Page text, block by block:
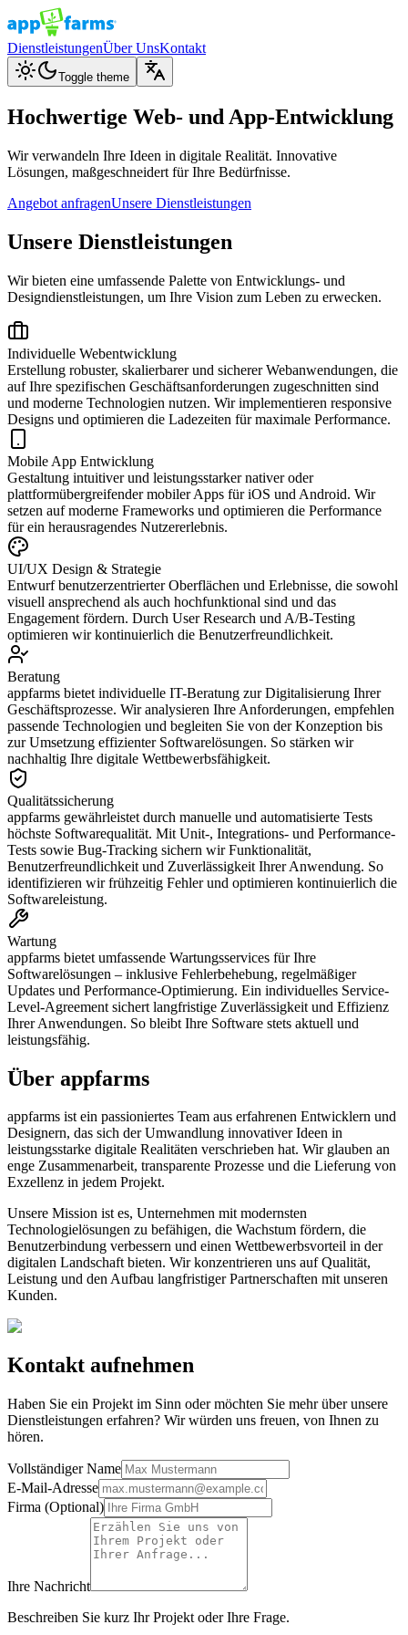
DienstleistungenÜber UnsKontakt
Toggle theme
Hochwertige Web- und App-Entwicklung
Wir verwandeln Ihre Ideen in digitale Realität. Innovative
Lösungen, maßgeschneidert für Ihre Bedürfnisse.
Angebot anfragenUnsere Dienstleistungen
Unsere Dienstleistungen
Wir bieten eine umfassende Palette von Entwicklungs- und
Designdienstleistungen, um Ihre Vision zum Leben zu erwecken.
Individuelle Webentwicklung
Erstellung robuster, skalierbarer und sicherer Webanwendungen, die
auf Ihre spezifischen Geschäftsanforderungen zugeschnitten sind
und moderne Technologien nutzen. Wir implementieren responsive
Designs und optimieren die Ladezeiten für maximale Performance.
Mobile App Entwicklung
Gestaltung intuitiver und leistungsstarker nativer oder
plattformübergreifender mobiler Apps für iOS und Android. Wir
setzen auf moderne Frameworks und optimieren die Performance
für ein herausragendes Nutzererlebnis.
UI/UX Design & Strategie
Entwurf benutzerzentrierter Oberflächen und Erlebnisse, die sowohl
visuell ansprechend als auch hochfunktional sind und das
Engagement fördern. Durch User Research und A/B-Testing
optimieren wir kontinuierlich die Benutzerfreundlichkeit.
Beratung
appfarms bietet individuelle IT-Beratung zur Digitalisierung Ihrer
Geschäftsprozesse. Wir analysieren Ihre Anforderungen, empfehlen
passende Technologien und begleiten Sie von der Konzeption bis
zur Umsetzung effizienter Softwarelösungen. So stärken wir
nachhaltig Ihre digitale Wettbewerbsfähigkeit.
Qualitätssicherung
appfarms gewährleistet durch manuelle und automatisierte Tests
höchste Softwarequalität. Mit Unit-, Integrations- und Performance-
Tests sowie Bug-Tracking sichern wir Funktionalität,
Benutzerfreundlichkeit und Zuverlässigkeit Ihrer Anwendung. So
identifizieren wir frühzeitig Fehler und optimieren kontinuierlich die
Softwareleistung.
Wartung
appfarms bietet umfassende Wartungsservices für Ihre
Softwarelösungen – inklusive Fehlerbehebung, regelmäßiger
Updates und Performance-Optimierung. Ein individuelles Service-
Level-Agreement sichert langfristige Zuverlässigkeit und Effizienz
Ihrer Anwendungen. So bleibt Ihre Software stets aktuell und
leistungsfähig.
Über appfarms
appfarms ist ein passioniertes Team aus erfahrenen Entwicklern und
Designern, das sich der Umwandlung innovativer Ideen in
leistungsstarke digitale Realitäten verschrieben hat. Wir glauben an
enge Zusammenarbeit, transparente Prozesse und die Lieferung von
Exzellenz in jedem Projekt.
Unsere Mission ist es, Unternehmen mit modernsten
Technologielösungen zu befähigen, die Wachstum fördern, die
Benutzerbindung verbessern und einen Wettbewerbsvorteil in der
digitalen Landschaft bieten. Wir konzentrieren uns auf Qualität,
Leistung und den Aufbau langfristiger Partnerschaften mit unseren
Kunden.
Kontakt aufnehmen
Haben Sie ein Projekt im Sinn oder möchten Sie mehr über unsere
Dienstleistungen erfahren? Wir würden uns freuen, von Ihnen zu
hören.
Vollständiger Name
E-Mail-Adresse
Firma (Optional)
Ihre Nachricht
Beschreiben Sie kurz Ihr Projekt oder Ihre Frage.